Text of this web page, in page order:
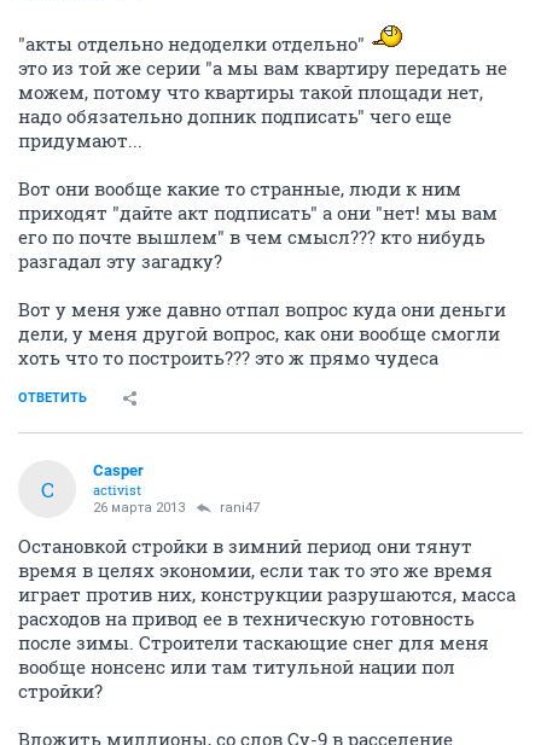
"акты отдельно недоделки отдельно"
это из той же серии "а мы вам квартиру передать не
можем, потому что квартиры такой площади нет,
надо обязательно допник подписать" чего еще
придумают...
Вот они вообще какие то странные, люди к ним
приходят "дайте акт подписать" а они "нет! мы вам
его по почте вышлем" в чем смысл??? кто нибудь
разгадал эту загадку?
Вот у меня уже давно отпал вопрос куда они деньги
дели, у меня другой вопрос, как они вообще смогли
хоть что то построить??? это ж прямо чудеса
ОТВЕТИТЬ
С
Сasper
activist
26 марта 2013 rani47
Остановкой стройки в зимний период они тянут
время в целях экономии, если так то это же время
играет против них, конструкции разрушаются, масса
расходов на привод ее в техническую готовность
после зимы. Строители таскающие снег для меня
вообще нонсенс или там титульной нации пол
стройки?
Вложить миллионы, со слов Су-9 в расселение